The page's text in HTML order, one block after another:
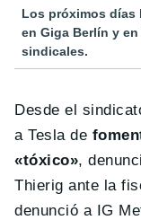
Los próximos días
en Giga Berlín y
sindicales.
Desde el
a Tesla de
«tóxico»,
Thierig ante la
denunció a IG